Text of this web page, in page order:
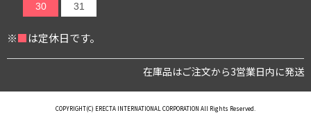
30 31
※■は定休日です。
在庫品はご注文から3営業日内に発送
COPYRIGHT(C) ERECTA INTERNATIONAL CORPORATION All Rights Reserved.